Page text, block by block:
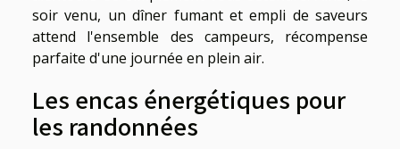
soir venu, un dîner fumant et empli de saveurs
attend l'ensemble des campeurs, récompense
parfaite d'une journée en plein air.
Les encas énergétiques pour
les randonnées